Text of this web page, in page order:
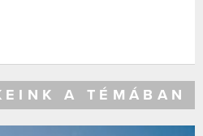
A TÉMÁBAN